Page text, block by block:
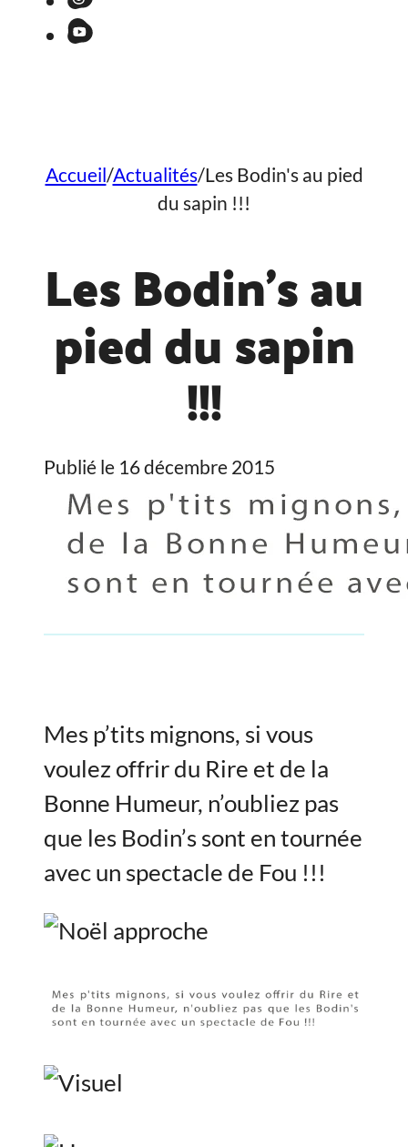
Accueil/Actualités/Les Bodin's au pied
du sapin !!!
Les Bodin’s au
pied du sapin
!!!
Publié le 16 décembre 2015
Mes p’tits mignons, si vous
voulez offrir du Rire et de la
Bonne Humeur, n’oubliez pas
que les Bodin’s sont en tournée
avec un spectacle de Fou !!!